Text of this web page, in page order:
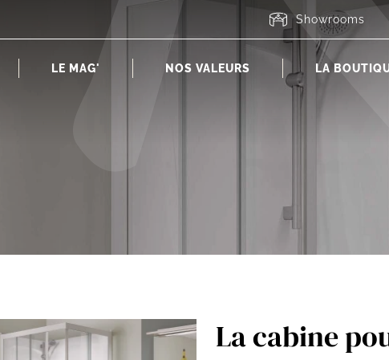
Showrooms
LE MAG' NOS VALEURS LA
La cabine